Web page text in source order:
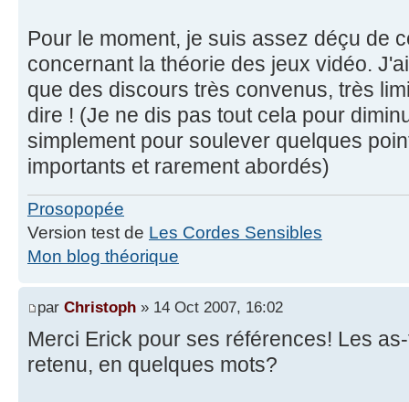
Pour le moment, je suis assez déçu de
concernant la théorie des jeux vidéo.
que des discours très convenus, très
dire ! (Je ne dis pas tout cela pour
simplement pour soulever quelques
importants et rarement abordés)
Prosopopée
Version test de Les Cordes Sensibles
Mon blog théorique
par Christoph » 14 Oct 2007, 16:02
Merci Erick pour ses références! Les
retenu, en quelques mots?